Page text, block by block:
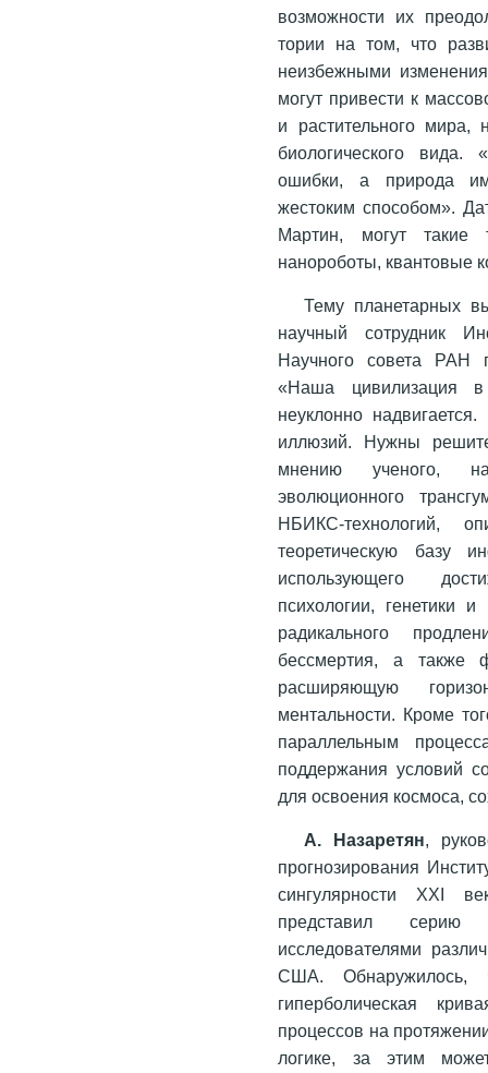
возможности их
тории на том, что
неизбежными
могут привести к
и растительного мира,
биологического
ошибки, а природа
жестоким способом».
Мартин, могут такие
нанороботы, квантовые
Тему планетарных
научный сотрудник
Научного совета РАН
«Наша цивилизация в
неуклонно
иллюзий. Нужны
мнению ученого,
эволюционного
НБИКС-технологий,
теоретическую базу
использующего
психологии, генетики
радикального
бессмертия, а также
расширяющую
ментальности. Кроме
параллельным
поддержания условий
для освоения космоса,
А. Назаретян,
прогнозирования
сингулярности XXI
представил серию
исследователями
США. Обнаружилось,
гиперболическая
процессов на
логике, за этим